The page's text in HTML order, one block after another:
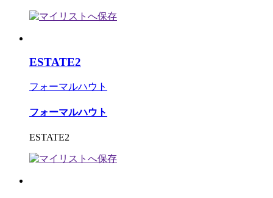
ESTATE2
フォーマルハウト
フォーマルハウト
ESTATE2